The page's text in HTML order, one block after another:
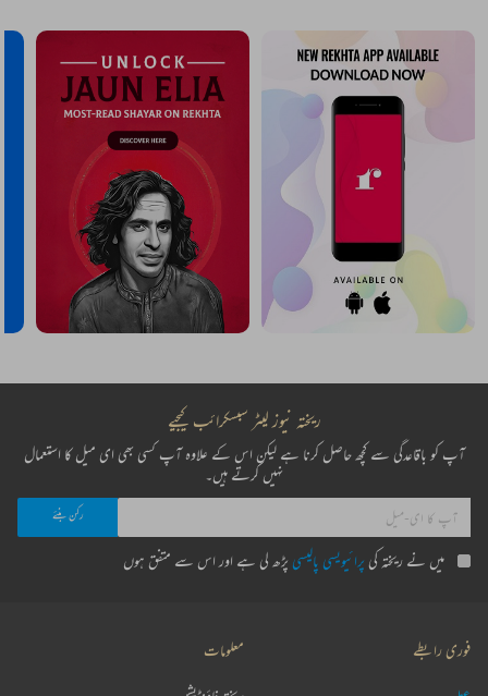
ریختہ نیوز لیٹر سبسکرائب کیجیے
آپ کو باقاعدگی سے کچھ حاصل کرنا ہے لیکن اس کے علاوہ آپ کسی بھی ای میل کا استعمال
نہیں کرتے ہیں۔
میں نے ریختہ کی پرائیویسی پالیسی پڑھ لی ہے اور اس سے متفق ہوں
فوری رابطے معلومات